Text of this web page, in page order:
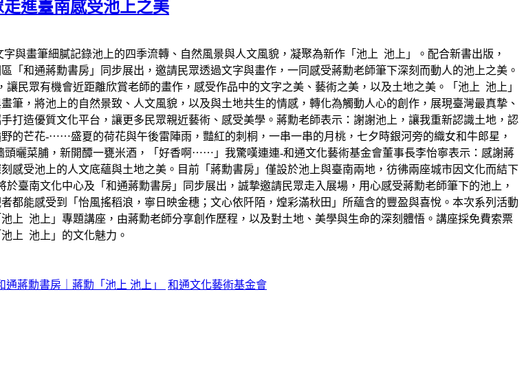
進臺南感受池上之美
與畫筆細膩記錄池上的四季流轉、自然風景與人文風貌，凝聚為新作「池上 池上」。配合新書出版，
「和通蔣勳書房」同步展出，邀請民眾透過文字與畫作，一同感受蔣勳老師筆下深刻而動人的池上之美。
民眾有機會近距離欣賞老師的畫作，感受作品中的文字之美、藝術之美，以及土地之美。「池上 池上」
，將池上的自然景致、人文風貌，以及與土地共生的情感，轉化為觸動人心的創作，展現臺灣最真摯、
打造優質文化平台，讓更多民眾親近藝術、感受美學。蔣勳老師表示：謝謝池上，讓我重新認識土地，認
的芒花-⋯⋯盛夏的荷花與午後雷陣雨，豔紅的刺桐，一串一串的月桃，七夕時銀河旁的織女和牛郎星，
曬菜脯，新開醰一甕米酒，「好香啊⋯⋯」我驚嘆連連-和通文化藝術基金會董事長李怡寧表示：感謝蔣
感受池上的人文底蘊與土地之美。目前「蔣勳書房」僅設於池上與臺南兩地，彷彿兩座城市因文化而結下
臺南文化中心及「和通蔣勳書房」同步展出，誠摯邀請民眾走入展場，用心感受蔣勳老師筆下的池上，
都能感受到「怡風搖稻浪，寧日映金穗；文心依阡陌，煌彩滿秋田」所蘊含的豐盈與喜悅。本次系列活動
上 池上」專題講座，由蔣勳老師分享創作歷程，以及對土地、美學與生命的深刻體悟。講座採免費索票
上 池上」的文化魅力。
通蔣勳書房｜蔣勳「池上 池上」 和通文化藝術基金會